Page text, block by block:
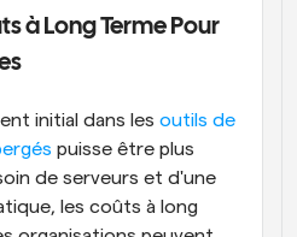
à Long Terme Pour
initial dans les outils de
puisse être plus
de serveurs et d'une
les coûts à long